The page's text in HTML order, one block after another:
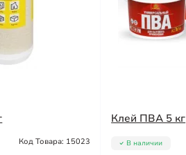
Код Товара: 15023
Клей ПВА 5 кг
В наличии